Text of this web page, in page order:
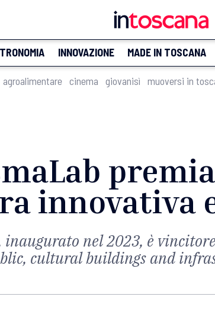
INNOVAZIONE MADE IN TOSCANA
agroalimentare cinema giovanisì muoversi in
innovativa
nel 2023, è
cultural buildings and